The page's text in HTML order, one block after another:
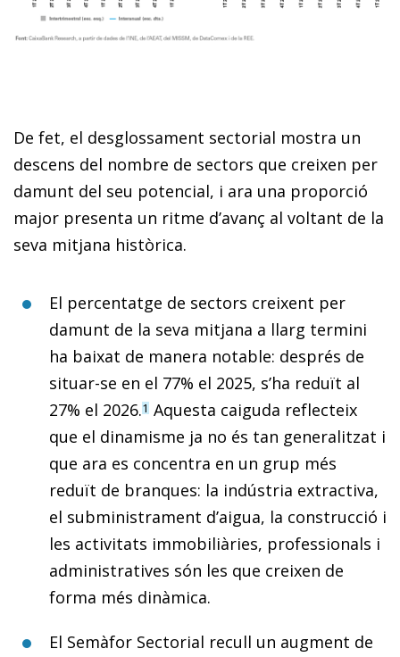
De fet, el desglossament sectorial mostra un
descens del nombre de sectors que creixen per
damunt del seu potencial, i ara una proporció
major presenta un ritme d’avanç al voltant de la
seva mitjana històrica.
El percentatge de sectors creixent per
damunt de la seva mitjana a llarg termini
ha baixat de manera notable: després de
situar-se en el 77% el 2025, s’ha reduït al
27% el 2026.1 Aquesta caiguda reflecteix
que el dinamisme ja no és tan generalitzat i
que ara es concentra en un grup més
reduït de branques: la indústria extractiva,
el subministrament d’aigua, la construcció i
les activitats immobiliàries, professionals i
administratives són les que creixen de
forma més dinàmica.
El Semàfor Sectorial recull un augment de